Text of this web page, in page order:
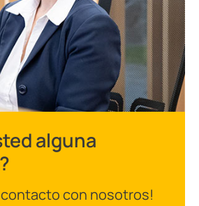
alguna
contacto con nosotros!